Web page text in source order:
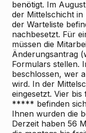
benötigt. Im
der Mittelschicht
der Warteliste
nachbesetzt. Für
müssen die
Änderungsantrag
Formulars stellen.
beschlossen, wer
wird. In der
eingesetzt. Vier
***** befinden
Ihnen wurden die
Derzeit haben 56